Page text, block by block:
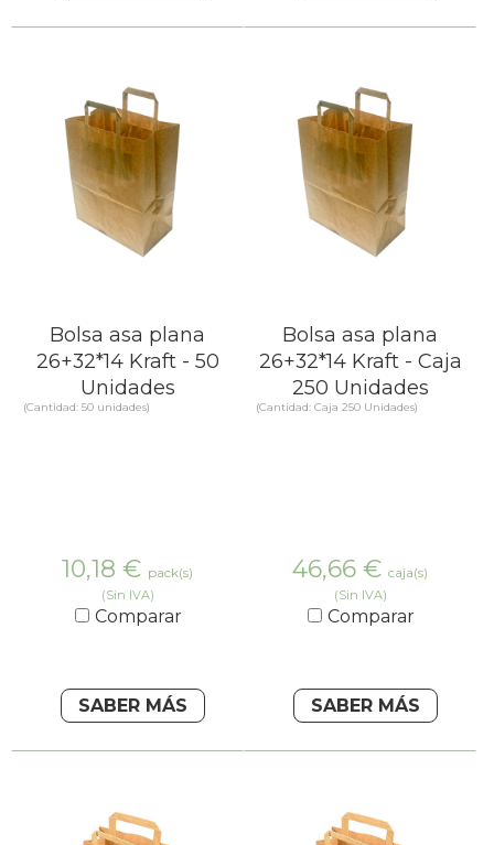
Bolsa asa plana
26+32*14 Kraft - 50
Unidades
(Cantidad: 50 unidades)
10,18 € pack(s)
(Sin IVA)
Comparar
SABER MÁS
Bolsa asa plana
26+32*14 Kraft - Caja
250 Unidades
(Cantidad: Caja 250 Unidades)
46,66 € caja(s)
(Sin IVA)
Comparar
SABER MÁS